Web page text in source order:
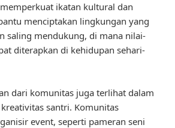
ikatan kultural dan
menciptakan lingkungan yang
saling mendukung, di mana nilai-
diterapkan di kehidupan sehari-
dari komunitas juga terlihat dalam
santri. Komunitas
event, seperti pameran seni